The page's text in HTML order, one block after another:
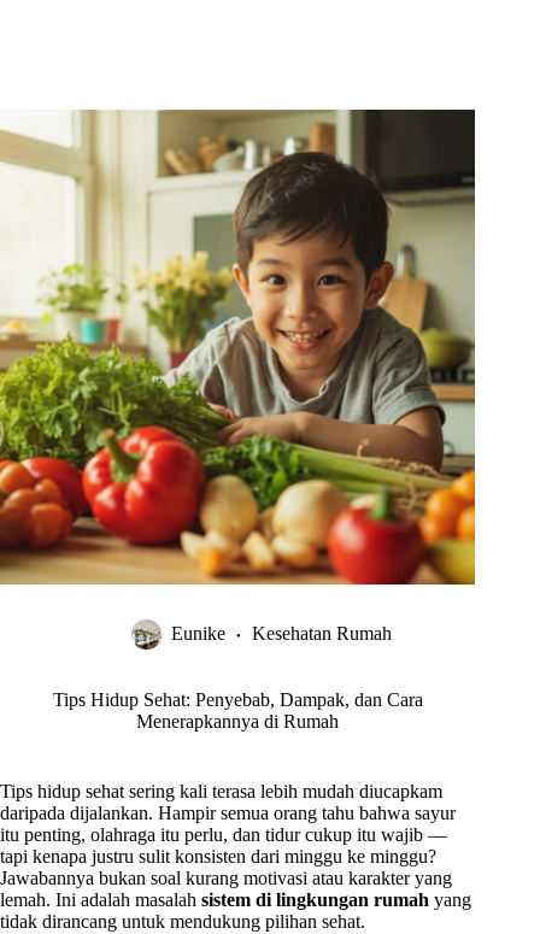
Eunike Kesehatan Rumah
Tips Hidup Sehat: Penyebab, Dampak, dan Cara
Menerapkannya di Rumah
Tips hidup sehat sering kali terasa lebih mudah diucapkam
daripada dijalankan. Hampir semua orang tahu bahwa sayur
itu penting, olahraga itu perlu, dan tidur cukup itu wajib —
tapi kenapa justru sulit konsisten dari minggu ke minggu?
Jawabannya bukan soal kurang motivasi atau karakter yang
lemah. Ini adalah masalah sistem di lingkungan rumah yang
tidak dirancang untuk mendukung pilihan sehat.